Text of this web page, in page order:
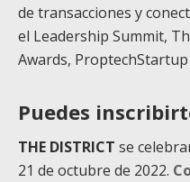
de transacciones y
el Leadership Summit,
Awards,
Puedes
THE DISTRICT se
21 de octubre de 2022.